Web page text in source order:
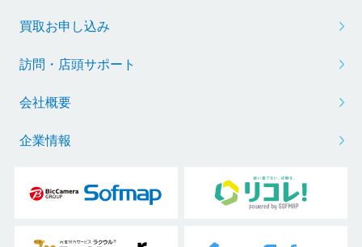
買取お申し込み
訪問・店頭サポート
会社概要
企業情報